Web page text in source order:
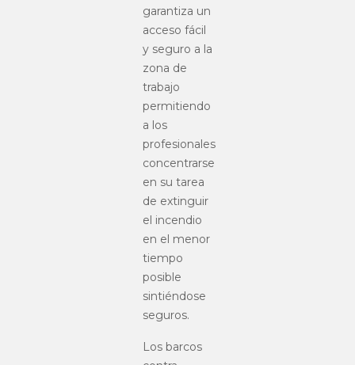
garantiza un
acceso fácil
y seguro a la
zona de
trabajo
permitiendo
a los
profesionales
concentrarse
en su tarea
de extinguir
el incendio
en el menor
tiempo
posible
sintiéndose
seguros.
Los barcos